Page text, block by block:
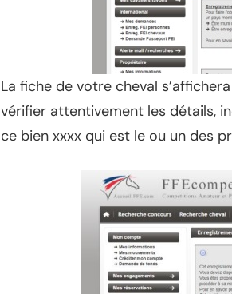
La fiche de votre cheval
vérifier attentivement les détails,
ce bien xxxx qui est le ou un des